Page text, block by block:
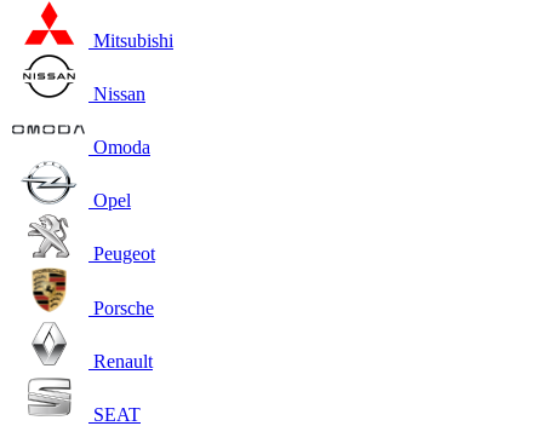
Mitsubishi
Nissan
Omoda
Opel
Peugeot
Porsche
Renault
SEAT